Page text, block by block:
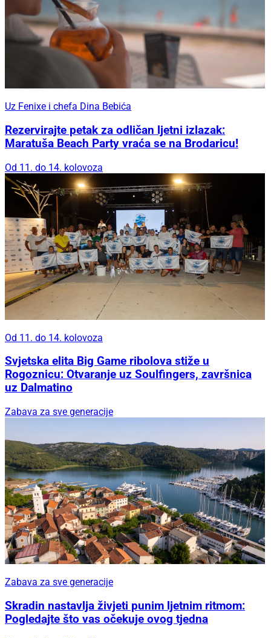
Uz Fenixe i chefa Dina Bebića
Rezervirajte petak za odličan ljetni izlazak:
Maratuša Beach Party vraća se na Brodaricu!
Od 11. do 14. kolovoza
Od 11. do 14. kolovoza
Svjetska elita Big Game ribolova stiže u
Rogoznicu: Otvaranje uz Soulfingers, završnica
uz Dalmatino
Zabava za sve generacije
Zabava za sve generacije
Skradin nastavlja živjeti punim ljetnim ritmom:
Pogledajte što vas očekuje ovog tjedna